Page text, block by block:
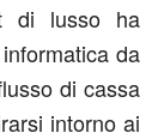
di lusso ha
da
di cassa
intorno ai